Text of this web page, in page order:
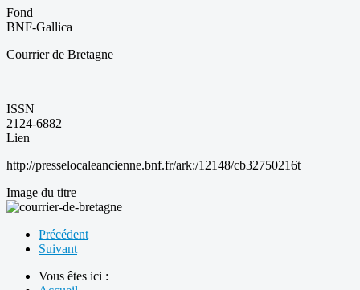
Fond
BNF-Gallica
Courrier de Bretagne
ISSN
2124-6882
Lien
http://presselocaleancienne.bnf.fr/ark:/12148/cb32750216t
Image du titre
Précédent
Suivant
Vous êtes ici :